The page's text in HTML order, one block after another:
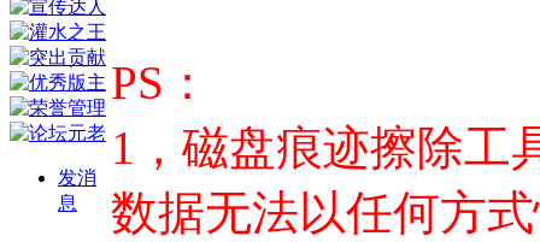
发消
息
PS：
1，磁盘痕迹擦除工
数据无法以任何方